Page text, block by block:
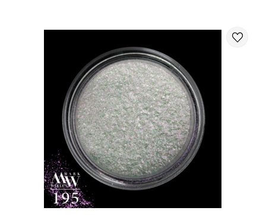
Международная доставка заказов
Вы можете заказать доставку заказа заграницу.
Доступные способы доставки международных посылок:
Международная доставка УкрПочтой; Международная
доставка Новой Почтой / Nova Post (Польша, Молдова,
Германия, Чехия, Литва, Румыния, Словакия, Эстония,
Латвия, Венгрия, Италия, Великобритания, Испания).
Бесплатная доставка возможна при заказе на
суму от 80Є
При заказе на суму до 80Є, стоимость доставки